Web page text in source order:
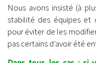
Nous avons insisté (à
stabilité des équipes et
pour éviter de les
pas certains d’avoir été